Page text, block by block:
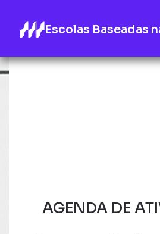
Escolas Baseadas
AGENDA DE